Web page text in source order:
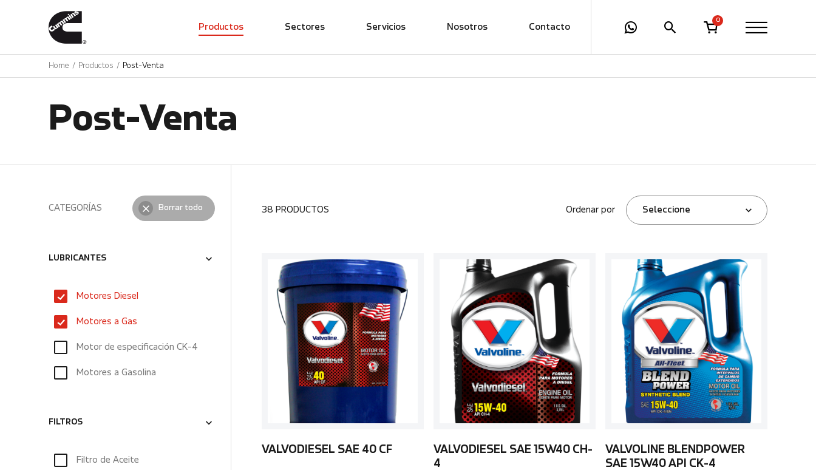
Productos Sectores Servicios Nosotros Contacto
0
Home Productos Post-Venta
Post-Venta
CATEGORÍAS Borrar todo
LUBRICANTES
Motores Diesel
Motores a Gas
Motor de especificación CK-4
Motores a Gasolina
FILTROS
Filtro de Aceite
38 PRODUCTOS Ordenar por Seleccione
VALVODIESEL SAE 40 CF
VALVODIESEL SAE 15W40 CH-
4
VALVOLINE BLENDPOWER
SAE 15W40 API CK-4